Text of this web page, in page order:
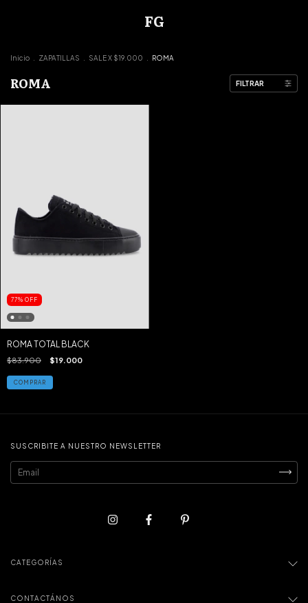
FG
Inicio ZAPATILLAS SALE X $19.000 ROMA
ROMA FILTRAR
77% OFF
ROMA TOTAL BLACK
$83.900 $19.000
COMPRAR
SUSCRIBITE A NUESTRO NEWSLETTER
CATEGORÍAS
CONTACTÁNOS